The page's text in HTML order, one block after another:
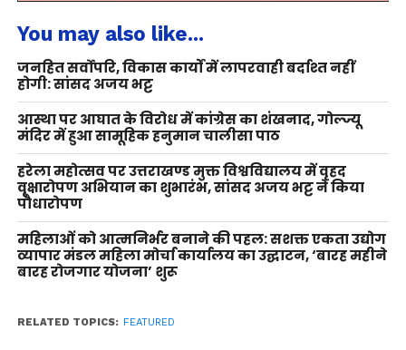
You may also like...
जनहित सर्वोपरि, विकास कार्यों में लापरवाही बर्दाश्त नहीं
होगी: सांसद अजय भट्ट
आस्था पर आघात के विरोध में कांग्रेस का शंखनाद, गोल्ज्यू
मंदिर में हुआ सामूहिक हनुमान चालीसा पाठ
हरेला महोत्सव पर उत्तराखण्ड मुक्त विश्वविद्यालय में वृहद
वृक्षारोपण अभियान का शुभारंभ, सांसद अजय भट्ट ने किया
पौधारोपण
महिलाओं को आत्मनिर्भर बनाने की पहल: सशक्त एकता उद्योग
व्यापार मंडल महिला मोर्चा कार्यालय का उद्घाटन, ‘बारह महीने
बारह रोजगार योजना’ शुरू
RELATED TOPICS: FEATURED